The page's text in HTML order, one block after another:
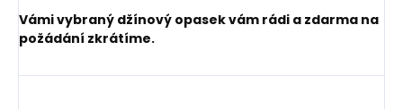
Vámi vybraný džínový opasek vám rádi a zdarma na
požádání zkrátíme.